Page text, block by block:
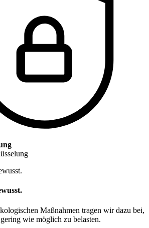
Maßnahmen tragen wir dazu bei,
wie möglich zu belasten.